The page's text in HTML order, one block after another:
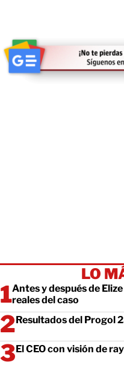
LO
Antes y después de
reales del caso
Resultados del Progol
El CEO con visión de